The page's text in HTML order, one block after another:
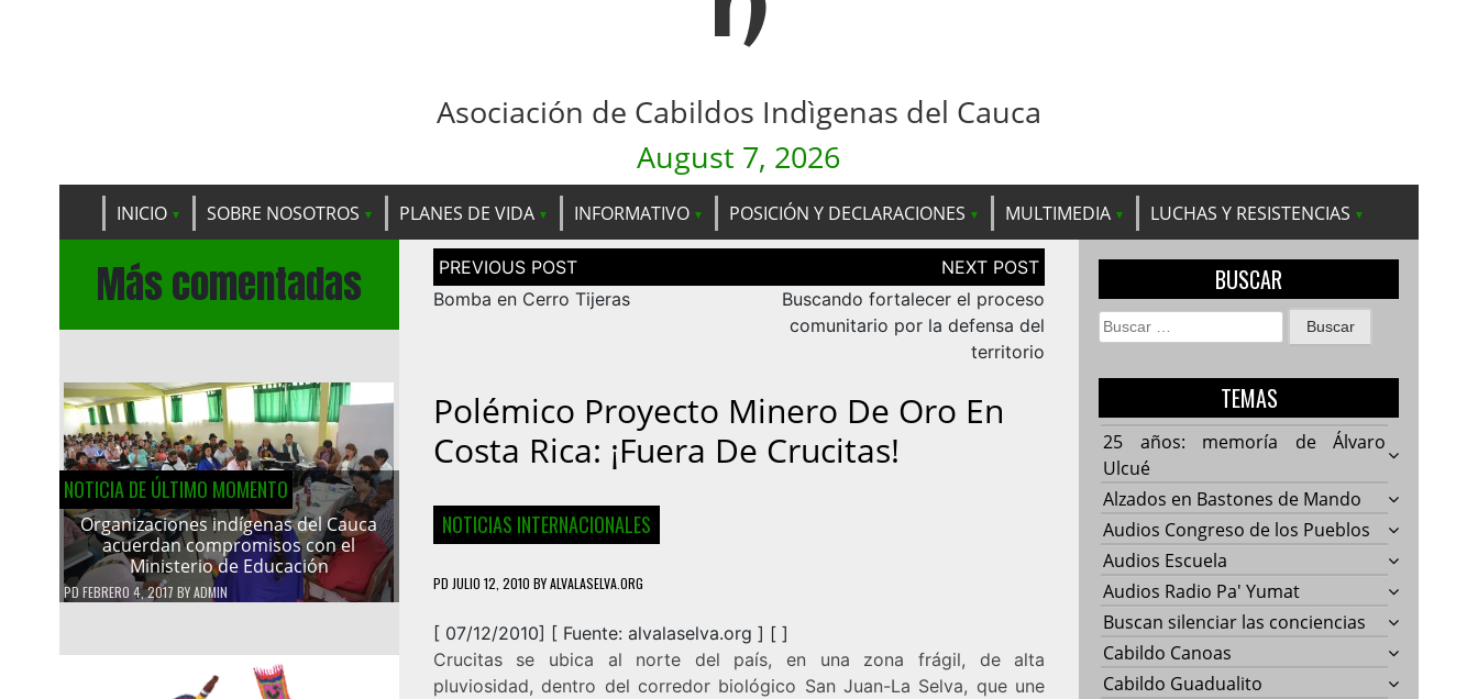
Asociación de Cabildos Indìgenas del Cauca
August 7, 2026
INICIO SOBRE NOSOTROS PLANES DE VIDA INFORMATIVO POSICIÓN Y DECLARACIONES MULTIMEDIA LUCHAS Y RESISTENCIAS
Más comentadas
NOTICIA DE ÚLTIMO MOMENTO
Organizaciones indígenas del Cauca
acuerdan compromisos con el
Ministerio de Educación
PD FEBRERO 4, 2017 BYADMIN
Navegación
de
entradas
Bomba en Cerro Tijeras
Buscando fortalecer el proceso
comunitario por la defensa del
territorio
Polémico Proyecto Minero De Oro En
Costa Rica: ¡Fuera De Crucitas!
NOTICIAS INTERNACIONALES
PD JULIO 12, 2010 BYALVALASELVA.ORG
[ 07/12/2010] [ Fuente: alvalaselva.org ] [ ]
Crucitas se ubica al norte del país, en una zona frágil, de alta
pluviosidad, dentro del corredor biológico San Juan-La Selva, que une
BUSCAR
Buscar:
TEMAS
25 años: memoría de Álvaro
Ulcué
Alzados en Bastones de Mando
Audios Congreso de los Pueblos
Audios Escuela
Audios Radio Pa' Yumat
Buscan silenciar las conciencias
Cabildo Canoas
Cabildo Guadualito